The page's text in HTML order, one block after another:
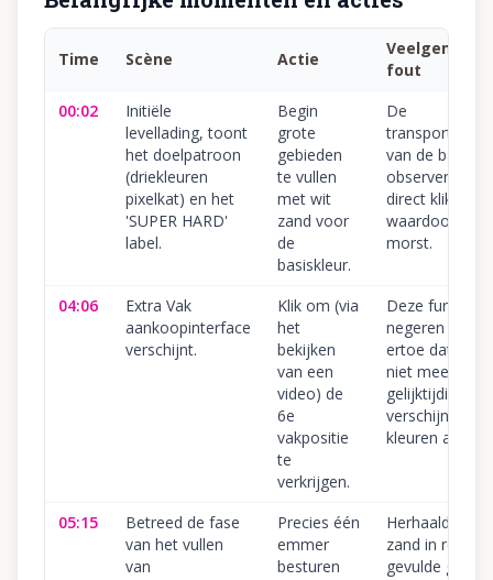
Time Scène Actie
fout
00:02
Initiële
levellading, toont
het doelpatroon
(driekleuren
pixelkat) en het
'SUPER HARD'
label.
Begin
grote
gebieden
te vullen
met wit
zand voor
de
basiskleur.
De
van de band
observeren en
direct klikken,
waardoor zand
morst.
04:06
Extra Vak
aankoopinterface
verschijnt.
Klik om (via
het
bekijken
van een
video) de
6e
vakpositie
te
verkrijgen.
Deze functie
negeren leidt
ertoe dat je
niet meerdere
gelijktijdig
verschijnende
kleuren
05:15
Betreed de fase
van het vullen
van
Precies één
emmer
besturen
Herhaaldelijk
zand in reeds
gevulde